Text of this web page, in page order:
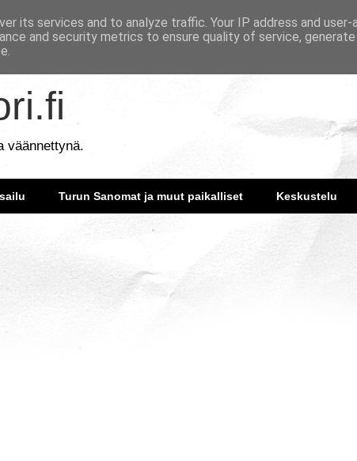
väännettynä.
Turun Sanomat ja muut paikalliset Keskustelu
its services and to analyze traffic. Your IP address and user-
and security metrics to ensure quality of service, generate